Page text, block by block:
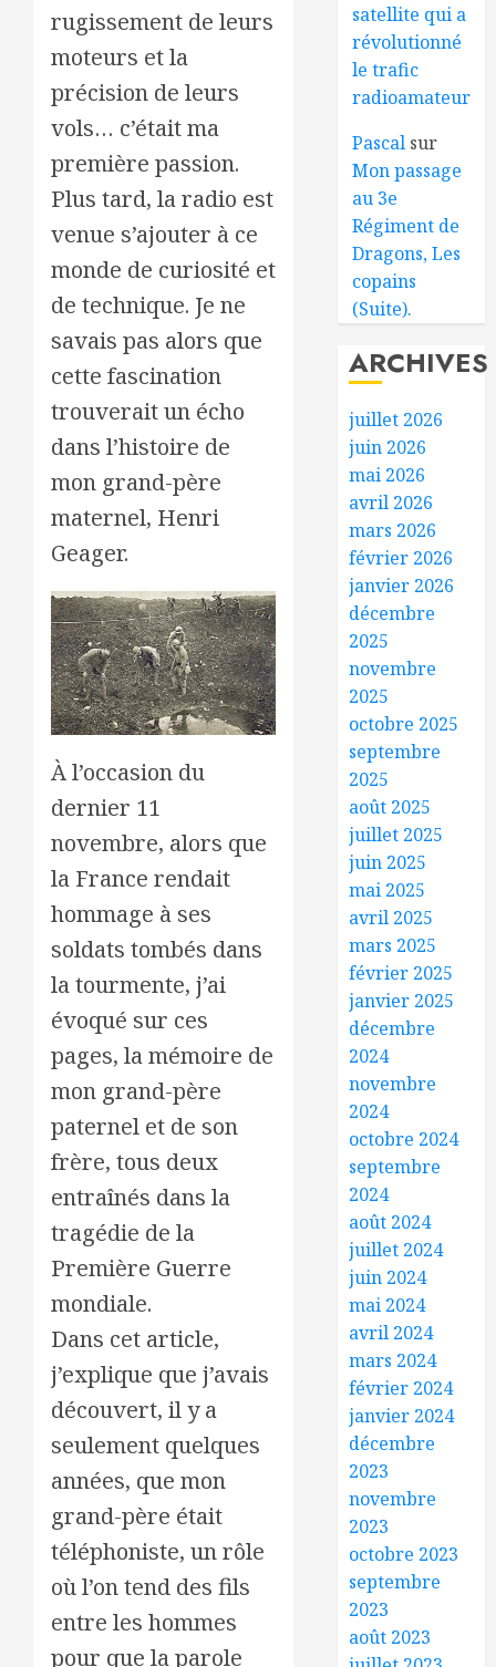
rugissement de leurs
moteurs et la
précision de leurs
vols… c’était ma
première passion.
Plus tard, la radio est
venue s’ajouter à ce
monde de curiosité et
de technique. Je ne
savais pas alors que
cette fascination
trouverait un écho
dans l’histoire de
mon grand-père
maternel, Henri
Geager.
À l’occasion du
dernier 11
novembre, alors que
la France rendait
hommage à ses
soldats tombés dans
la tourmente, j’ai
évoqué sur ces
pages, la mémoire de
mon grand-père
paternel et de son
frère, tous deux
entraînés dans la
tragédie de la
Première Guerre
mondiale.
Dans cet article,
j’explique que j’avais
découvert, il y a
seulement quelques
années, que mon
grand-père était
téléphoniste, un rôle
où l’on tend des fils
entre les hommes
pour que la parole
satellite qui a
révolutionné
le trafic
radioamateur
Pascal sur
Mon passage
au 3e
Régiment de
Dragons, Les
copains
(Suite).
ARCHIVES
juillet 2026
juin 2026
mai 2026
avril 2026
mars 2026
février 2026
janvier 2026
décembre
2025
novembre
2025
octobre 2025
septembre
2025
août 2025
juillet 2025
juin 2025
mai 2025
avril 2025
mars 2025
février 2025
janvier 2025
décembre
2024
novembre
2024
octobre 2024
septembre
2024
août 2024
juillet 2024
juin 2024
mai 2024
avril 2024
mars 2024
février 2024
janvier 2024
décembre
2023
novembre
2023
octobre 2023
septembre
2023
août 2023